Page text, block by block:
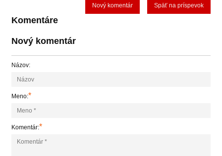
Späť na príspevok
Nový komentár
Komentáre
Nový komentár
Názov:
Meno:*
Komentár:*